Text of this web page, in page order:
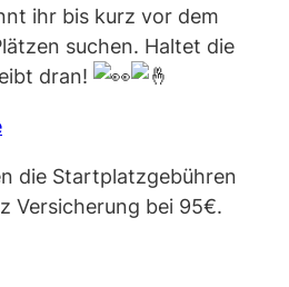
ihr bis kurz vor dem
suchen. Haltet die
dran!
die Startplatzgebühren
Versicherung bei 95€.